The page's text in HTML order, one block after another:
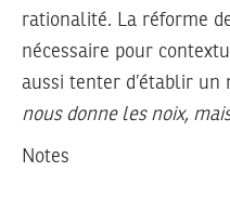
rationalité. La réforme
nécessaire pour
aussi tenter d’établir un
nous donne les noix,
Notes